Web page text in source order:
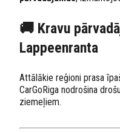
🚚 Kravu
Lappeenranta
Attālākie reģioni prasa
CarGoRiga nodrošina
ziemeļiem.